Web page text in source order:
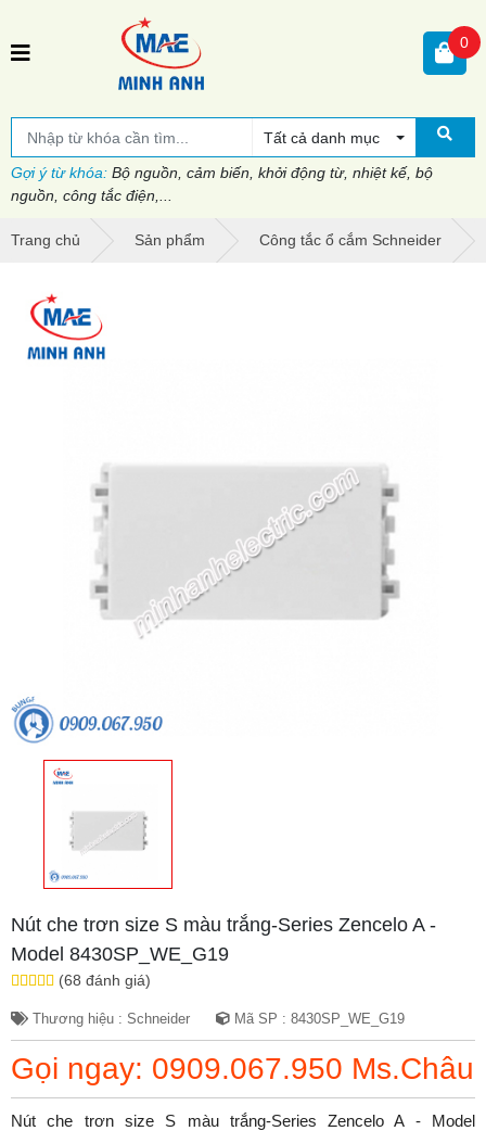
Tất cả danh mục
Gợi ý từ khóa: Bộ nguồn, cảm biến, khởi động từ, nhiệt kế, bộ
nguồn, công tắc điện,...
0
Trang chủ Sản phẩm Công tắc ổ cắm Schneider
Nút che trơn size S màu trắng-Series Zencelo A -
Model 8430SP_WE_G19
(68 đánh giá)
Thương hiệu : Schneider Mã SP : 8430SP_WE_G19
Gọi ngay: 0909.067.950 Ms.Châu
Nút che trơn size S màu trắng-Series Zencelo A - Model